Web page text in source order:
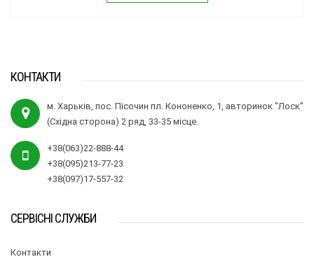
КОНТАКТИ
м. Харьків, пос. Пісочин пл. Кононенко, 1, авторинок "Лоск"
(Східна сторона) 2 ряд, 33-35 місце.
+38(063)22-888-44
+38(095)213-77-23
+38(097)17-557-32
СЕРВІСНІ СЛУЖБИ
Контакти